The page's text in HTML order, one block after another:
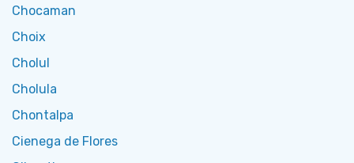
Chocaman
Choix
Cholul
Cholula
Chontalpa
Cienega de Flores